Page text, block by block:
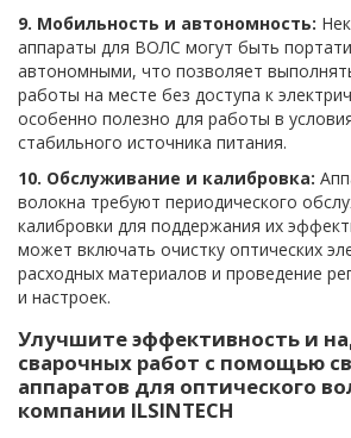
9. Мобильность и автономность:
аппараты для ВОЛС могут быть
автономными, что позволяет
работы на месте без доступа к
особенно полезно для работы в
стабильного источника питания.
10. Обслуживание и калибровка:
волокна требуют периодического
калибровки для поддержания их
может включать очистку оптических
расходных материалов и проведение
и настроек.
Улучшите эффективность и
сварочных работ с помощью
аппаратов для оптического
компании ILSINTECH